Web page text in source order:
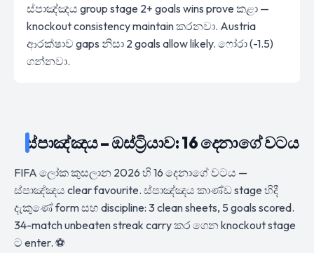
ස්පාඤ්ඤය group stage 2+ goals wins prove කළා —
knockout consistency maintain කරනවා. Austria
ආරක්ෂාව gaps නිසා 2 goals allow likely. ෆෝරා (-1.5)
ගන්නවා.
ස්පාඤ්ඤය – ඔස්ට්‍රියාව: 16 දෙනාගේ වටය
FIFA ලෝක කුසලාන 2026 හි 16 දෙනාගේ වටය —
ස්පාඤ්ඤය clear favourite. ස්පාඤ්ඤය කාණ්ඩ stage හිදී
දැකුණේ form සහ discipline: 3 clean sheets, 5 goals scored.
34-match unbeaten streak carry කර ගෙන knockout stage
ට enter. ⚽